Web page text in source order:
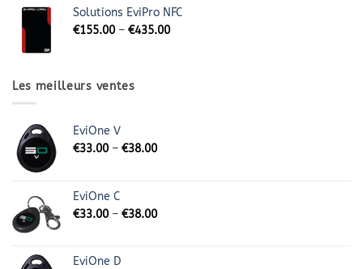
Solutions EviPro NFC
€155.00– €435.00
Les meilleurs ventes
EviOne V
€33.00– €38.00
EviOne C
€33.00– €38.00
EviOne D